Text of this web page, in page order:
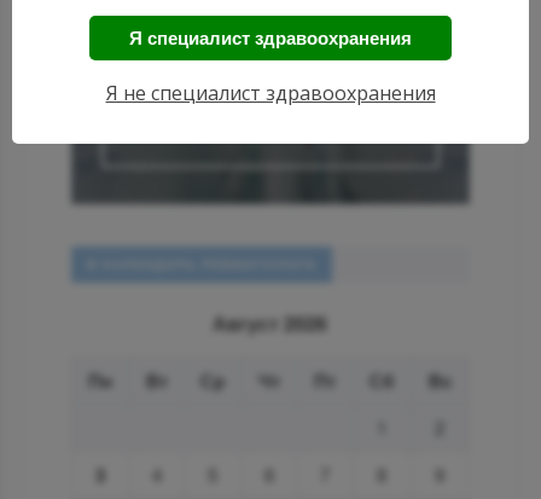
АКТУАЛЬНЫЕ
НОВОСТИ
РЕВМАТОЛОГИИ
Август 2026
Пн Вт Ср Чт Пт Сб Вс
3
Я специалист здравоохранения
Я не специалист здравоохранения